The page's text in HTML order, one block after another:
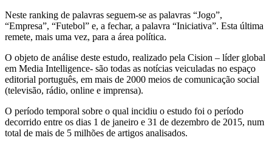
Neste ranking de palavras seguem-se as palavras “Jogo”,
“Empresa”, “Futebol” e, a fechar, a palavra “Iniciativa”. Esta última
remete, mais uma vez, para a área política.
O objeto de análise deste estudo, realizado pela Cision – líder global
em Media Intelligence- são todas as notícias veiculadas no espaço
editorial português, em mais de 2000 meios de comunicação social
(televisão, rádio, online e imprensa).
O período temporal sobre o qual incidiu o estudo foi o período
decorrido entre os dias 1 de janeiro e 31 de dezembro de 2015, num
total de mais de 5 milhões de artigos analisados.